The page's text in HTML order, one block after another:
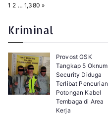
P
:
1 2 … 1,380 N
»
Kriminal
Provost GSK
Tangkap 5 Oknum
Security Diduga
Terlibat Pencurian
Potongan Kabel
Tembaga di Area
Kerja